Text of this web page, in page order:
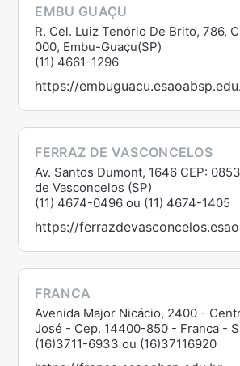
EMBU GUAÇU
R. Cel. Luiz Tenório De Brito, 786,
000, Embu-Guaçu(SP)
(11) 4661-1296
https://
FERRAZ DE VASCONCELOS
Av. Santos Dumont, 1646 CEP:
de Vasconcelos (SP)
(11) 4674-0496 ou (11) 4674-1405
https://
FRANCA
Avenida Major Nicácio, 2400 -
José - Cep. 14400-850 - Franca -
(16)3711-6933 ou (16)37116920